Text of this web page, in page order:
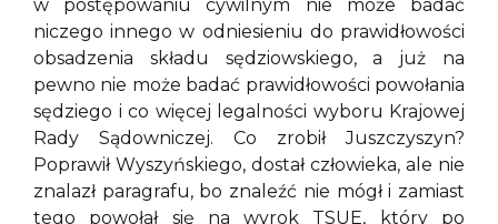
w postępowaniu cywilnym nie może badać
niczego innego w odniesieniu do prawidłowości
obsadzenia składu sędziowskiego, a już na
pewno nie może badać prawidłowości powołania
sędziego i co więcej legalności wyboru Krajowej
Rady Sądowniczej. Co zrobił Juszczyszyn?
Poprawił Wyszyńskiego, dostał człowieka, ale nie
znalazł paragrafu, bo znaleźć nie mógł i zamiast
tego powołał się na wyrok TSUE, który po